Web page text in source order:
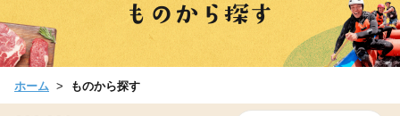
ホーム ものから探す